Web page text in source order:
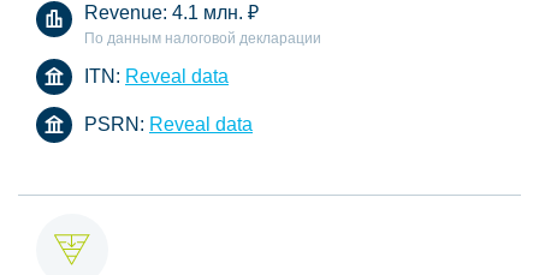
Revenue: 4.1 млн. ₽
По данным налоговой декларации
ITN: Reveal data
PSRN: Reveal data